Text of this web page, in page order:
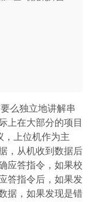
么独立地讲解串
上在大部分的项目
，上位机作为主
，从机收到数据后
应答指令，如果校
答指令后，如果发
据，如果发现是错